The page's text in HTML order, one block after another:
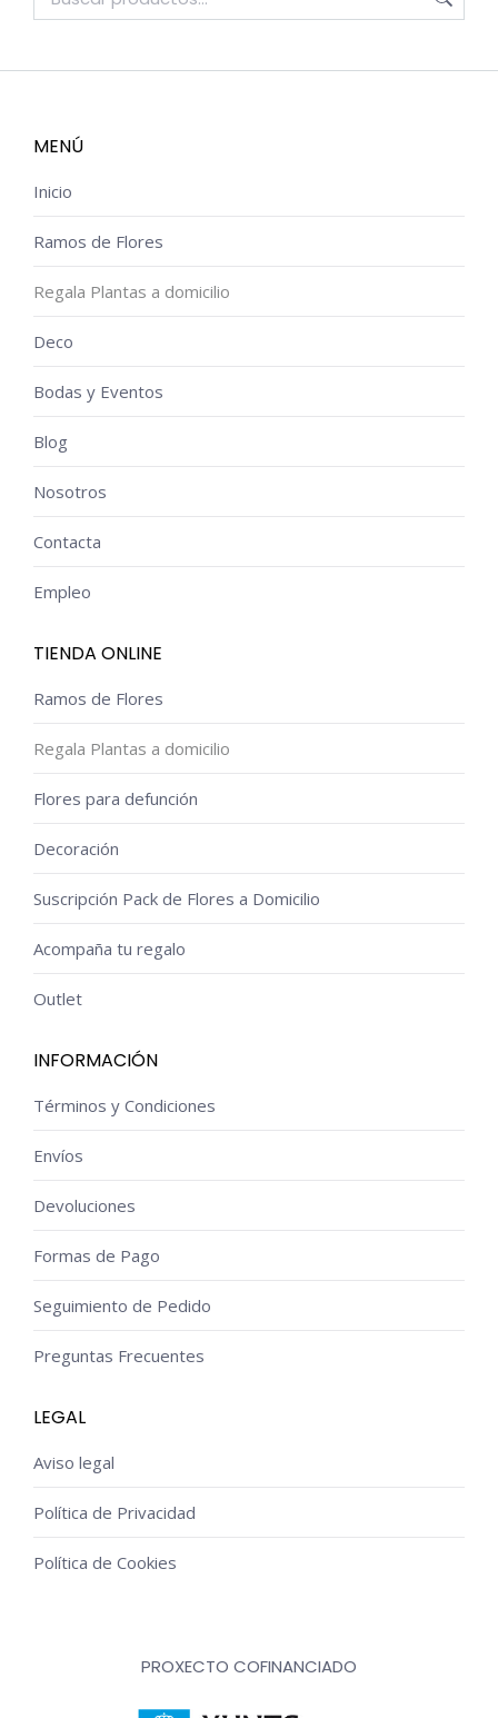
MENÚ
Inicio
Ramos de Flores
Regala Plantas a domicilio
Deco
Bodas y Eventos
Blog
Nosotros
Contacta
Empleo
TIENDA ONLINE
Ramos de Flores
Regala Plantas a domicilio
Flores para defunción
Decoración
Suscripción Pack de Flores a Domicilio
Acompaña tu regalo
Outlet
INFORMACIÓN
Términos y Condiciones
Envíos
Devoluciones
Formas de Pago
Seguimiento de Pedido
Preguntas Frecuentes
LEGAL
Aviso legal
Política de Privacidad
Política de Cookies
PROXECTO COFINANCIADO